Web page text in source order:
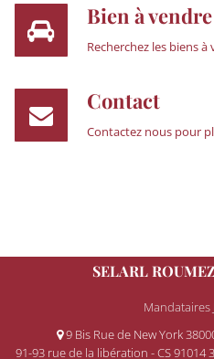
Bien à vendre
Recherchez les biens à
Contact
Contactez nous pour
SELARL
Mandataires
9 Bis Rue de New York
91-93 rue de la libération - CS 91014